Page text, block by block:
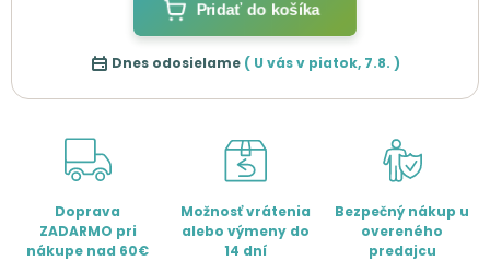
Pridať do košíka
Dnes odosielame ( U vás v piatok, 7.8. )
Doprava
ZADARMO pri
nákupe nad 60€
Možnosť vrátenia
alebo výmeny do
14 dní
Bezpečný nákup u
overeného
predajcu